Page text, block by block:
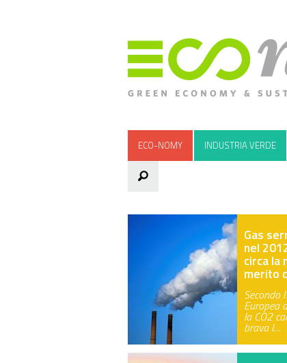
ECO-NOMY INDUSTRIA VERDE
Gas
nel
circa la
merito
Secondo
Europea
la CO2
brava l…